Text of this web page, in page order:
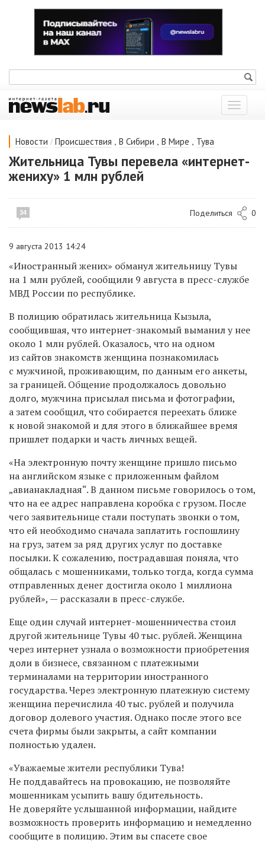
Показать
меню
Новости / Происшествия , В Сибири , В Мире , Тува
Жительница Тувы перевела «интернет-
жениху» 1 млн рублей
34 Поделиться 0
9 августа 2013 14:24
«Иностранный жених» обманул жительницу Тувы
на 1 млн рублей, сообщили 9 августа в пресс-службе
МВД России по республике.
В полицию обратилась жительница Кызыла,
сообщившая, что интернет-знакомый выманил у нее
около 1 млн рублей. Оказалось, что на одном
из сайтов знакомств женщина познакомилась
с мужчиной, проживающим, по данным его анкеты,
за границей. Общение продолжалось довольно
долго, мужчина присылал письма и фотографии,
а затем сообщил, что собирается переехать ближе
к новой знакомой и для этого в ближайшее время
пришлет подарки и часть личных вещей.
«На электронную почту женщине пришло письмо
на английском языке с приложенным файлом
„авианакладная“. В данном письме говорилось о том,
что на ее адрес направлена коробка с грузом. После
чего заявительнице стали поступать звонки о том,
что ей необходимо сначала заплатить госпошлину
на груз, затем за ряд других услуг по доставке
посылки. К сожалению, пострадавшая поняла, что
общалась с мошенниками, только тогда, когда сумма
отправленных денег достигла около 1 миллиона
рублей», — рассказали в пресс-службе.
Еще один случай интернет-мошенничества стоил
другой жительнице Тувы 40 тыс. рублей. Женщина
через интернет узнала о возможности приобретения
доли в бизнесе, связанном с платежными
терминалами на территории иностранного
государства. Через электронную платежную систему
женщина перечислила 40 тыс. рублей и получила
договор долевого участия. Однако после этого все
счета фирмы были закрыты, а сайт компании
полностью удален.
«Уважаемые жители республики Тува!
Не поддавайтесь на провокацию, не позволяйте
мошенникам усыпить вашу бдительность.
Не доверяйте услышанной информации, найдите
возможность проверить информацию и немедленно
сообщите в полицию. Этим вы спасете свое